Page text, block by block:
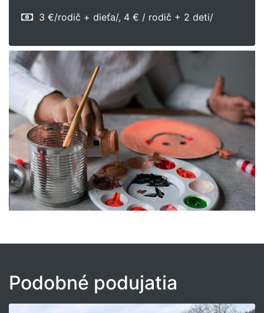
3 €/rodič + dieťa/, 4 € / rodič + 2 deti/
Podobné podujatia